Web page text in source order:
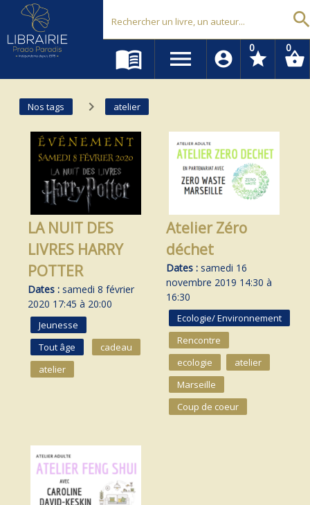
Librairie Prado Paradis - Marseille
menu_book menu account_circle star
0
shopping_basket
0
Nos tags navigate_next atelier
LA NUIT DES
LIVRES HARRY
POTTER
Dates : samedi 8 février
2020 17:45 à 20:00
Jeunesse
Tout âge
cadeau
atelier
Atelier Zéro
déchet
Dates : samedi 16
novembre 2019 14:30 à
16:30
Ecologie/ Environnement
Rencontre
ecologie
atelier
Marseille
Coup de coeur